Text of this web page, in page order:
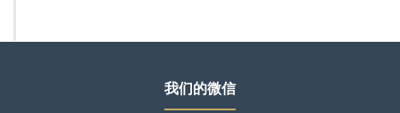
我们的微信